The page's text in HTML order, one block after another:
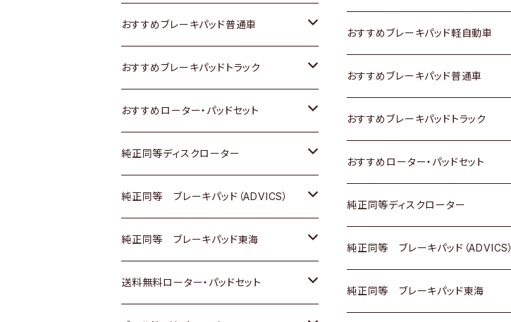
スズキ
日産
いすゞ
ダイハツ
マツダ
三菱
スバル
ホンダ
スズキ
日産
いすゞ
ダイハツ
マツダ
三菱
トヨタ
スズキ
日産
いすゞ
ダイハツ
三菱
日野
おすすめブレーキパッド軽自動車
トヨタ
ホンダ
スズキ
日産
ダイハツ
マツダ
おすすめブレーキパッド普通車
トヨタ
ホンダ
スズキ
日産
いすゞ
おすすめブレーキパッドトラック
トヨタ
日産
いすゞ
ダイハツ
おすすめローター・パッドセット
トヨタ
ホンダ
スズキ
純正同等ディスクローター
トヨタ
ホンダ
純正同等 ブレーキパッド（ADVICS）
トヨタ
純正同等 ブレーキパッド東海
日産
いすゞ
ダイハツ
マツダ
三菱
スバル
日野
スズキ
日産
いすゞ
ダイハツ
マツダ
三菱
日野
スズキ
日産
いすゞ
ダイハツ
三菱
日野
三菱ふそう
トヨタ
ホンダ
スズキ
日産
ダイハツ
マツダ
三菱
おすすめブレーキパッド普通車
トヨタ
ホンダ
スズキ
日産
いすゞ
ダイハツ
おすすめブレーキパッドトラック
トヨタ
日産
いすゞ
ダイハツ
マツダ
おすすめローター・パッドセット
トヨタ
ホンダ
スズキ
日産
純正同等ディスクローター
トヨタ
ホンダ
スズキ
純正同等 ブレーキパッド（ADVICS）
トヨタ
ホンダ
純正同等 ブレーキパッド東海
トヨタ
送料無料ローター・パッドセット